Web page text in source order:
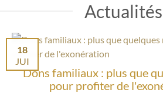
Actualités
Dons familiaux : plus que
pour profiter de
18
JUI